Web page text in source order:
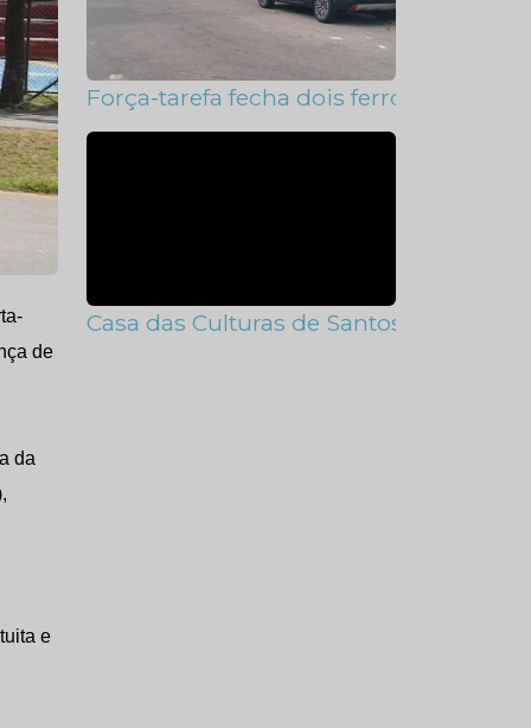
de
da
e
Força-tarefa fecha dois ferros-velhos
Casa das Culturas de Santos recebe